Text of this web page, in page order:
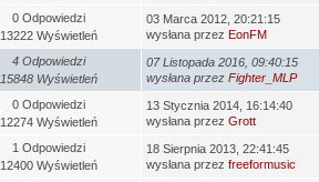
0 Odpowiedzi
13222 Wyświetleń
03 Marca 2012, 20:21:15
wysłana przez EonFM
4 Odpowiedzi
15848 Wyświetleń
07 Listopada 2016, 09:40:15
wysłana przez Fighter_MLP
0 Odpowiedzi
12274 Wyświetleń
13 Stycznia 2014, 16:14:40
wysłana przez Grott
1 Odpowiedzi
12400 Wyświetleń
18 Sierpnia 2013, 22:41:45
wysłana przez freeformusic